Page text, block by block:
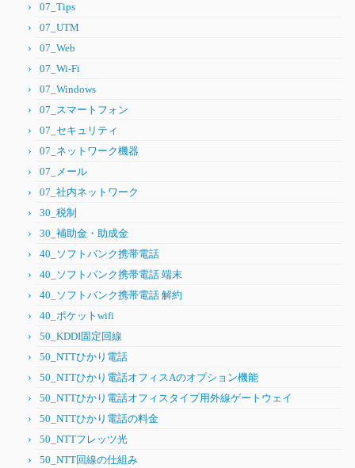
07_Tips
07_UTM
07_Web
07_Wi-Fi
07_Windows
07_スマートフォン
07_セキュリティ
07_ネットワーク機器
07_メール
07_社内ネットワーク
30_税制
30_補助金・助成金
40_ソフトバンク携帯電話
40_ソフトバンク携帯電話 端末
40_ソフトバンク携帯電話 解約
40_ポケットwifi
50_KDDI固定回線
50_NTTひかり電話
50_NTTひかり電話オフィスAのオプション機能
50_NTTひかり電話オフィスタイプ用外線ゲートウェイ
50_NTTひかり電話の料金
50_NTTフレッツ光
50_NTT回線の仕組み